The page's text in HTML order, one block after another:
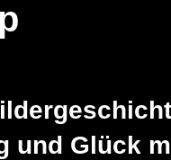
und Glück